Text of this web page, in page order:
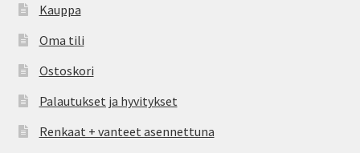
Kauppa
Oma tili
Ostoskori
Palautukset ja hyvitykset
Renkaat + vanteet asennettuna